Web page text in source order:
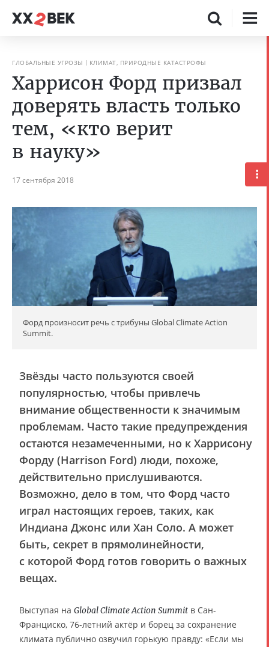
ГЛОБАЛЬНЫЕ УГРОЗЫ КЛИМАТ, ПРИРОДНЫЕ КАТАСТРОФЫ
Харрисон Форд призвал
доверять власть только
тем, «кто верит
в науку»
17 сентября 2018
Форд произносит речь с трибуны Global Climate Action
Summit.
Звёзды часто пользуются своей
популярностью, чтобы привлечь
внимание общественности к значимым
проблемам. Часто такие предупреждения
остаются незамеченными, но к Харрисону
Форду (Harrison Ford) люди, похоже,
действительно прислушиваются.
Возможно, дело в том, что Форд часто
играл настоящих героев, таких, как
Индиана Джонс или Хан Соло. А может
быть, секрет в прямолинейности,
с которой Форд готов говорить о важных
вещах.
Выступая на Global Climate Action Summit в Сан-
Франциско, 76-летний актёр и борец за сохранение
климата публично озвучил горькую правду: «Если мы